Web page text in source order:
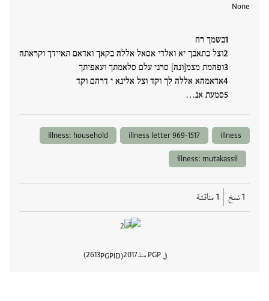
None
בשמך רח
וצל כתאבך יא ואלדי אסאל אללה בקאך ואדאם תאיידך וקראתה
ופהמת מצמ[ונה] סרני עלם סלאמתך ועאפיתך
אדאמהא אללה לך וקד וצל אלינא י דרהם וקד
סמעת אנ…
illness
illness letter 969-1517
illness: household
illness: mutakassil
1 نسخ 1 مناقشة
في PGP منذ 2017
PGPID
2613